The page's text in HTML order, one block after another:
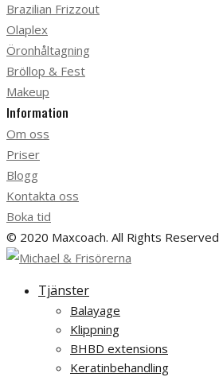
Brazilian Frizzout
Olaplex
Öronhåltagning
Bröllop & Fest
Makeup
Information
Om oss
Priser
Blogg
Kontakta oss
Boka tid
© 2020 Maxcoach. All Rights Reserved
Tjänster
Balayage
Klippning
BHBD extensions
Keratinbehandling